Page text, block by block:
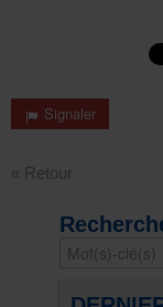
Signaler
« Retour